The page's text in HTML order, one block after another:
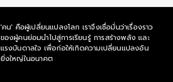
'คน' คือผู้เปลี่ยนแปลงโลก เราจึงเชื่อมั่นว่าเรื่องราว
ของผู้คนย่อมนำไปสู่การเรียนรู้ การสร้างพลัง และ
แรงบันดาลใจ เพื่อก่อให้เกิดความเปลี่ยนแปลงอัน
ยิ่งใหญ่ในอนาคต